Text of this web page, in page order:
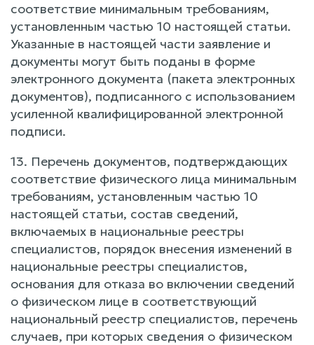
соответствие минимальным требованиям,
установленным частью 10 настоящей статьи.
Указанные в настоящей части заявление и
документы могут быть поданы в форме
электронного документа (пакета электронных
документов), подписанного с использованием
усиленной квалифицированной электронной
подписи.
13. Перечень документов, подтверждающих
соответствие физического лица минимальным
требованиям, установленным частью 10
настоящей статьи, состав сведений,
включаемых в национальные реестры
специалистов, порядок внесения изменений в
национальные реестры специалистов,
основания для отказа во включении сведений
о физическом лице в соответствующий
национальный реестр специалистов, перечень
случаев, при которых сведения о физическом